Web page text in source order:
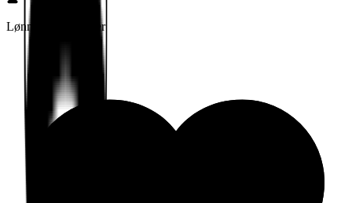
Lønn og betingelser